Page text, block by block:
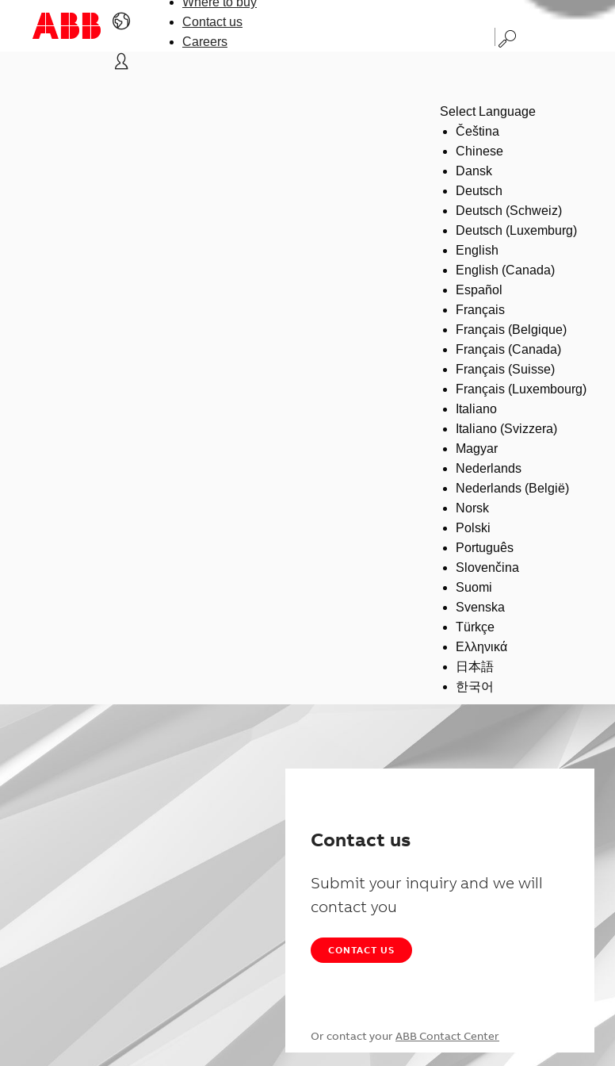
Contact us
Careers
Select Language
Čeština
Chinese
Dansk
Deutsch
Deutsch (Schweiz)
Deutsch (Luxemburg)
English
English (Canada)
Español
Français
Français (Belgique)
Français (Canada)
Français (Suisse)
Français (Luxembourg)
Italiano
Italiano (Svizzera)
Magyar
Nederlands
Nederlands (België)
Norsk
Polski
Português
Slovenčina
Suomi
Svenska
Türkçe
Ελληνικά
日本語
한국어
Contact us
Submit your inquiry and we will
contact you
CONTACT US
Or contact your ABB Contact Center